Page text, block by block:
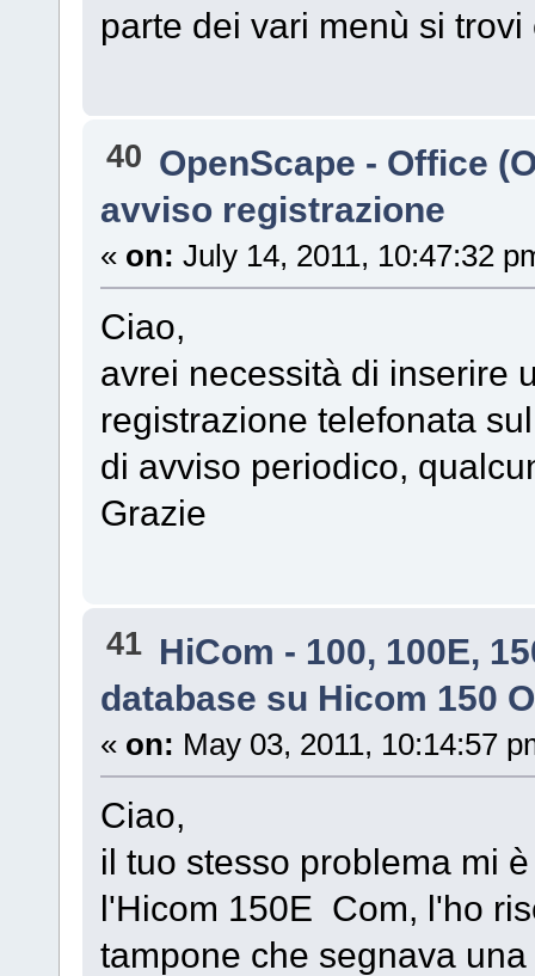
parte dei vari menù si
40 OpenScape - Office
avviso registrazione
« on: July 14, 2011, 10:47:32
Ciao,
avrei necessità di inserire
registrazione telefonata
di avviso periodico,
Grazie
41 HiCom - 100, 100E,
database su Hicom 150
« on: May 03, 2011, 10:14:57
Ciao,
il tuo stesso problema mi
l'Hicom 150E Com, l'ho
tampone che segnava